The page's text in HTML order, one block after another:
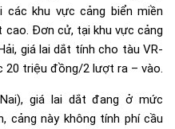
khu vực cảng biển miền
cao. Đơn cử, tại khu vực cảng
giá lai dắt tính cho tàu VR-
20 triệu đồng/2 lượt ra – vào.
giá lai dắt đang ở mức
cảng này không tính phí cầu